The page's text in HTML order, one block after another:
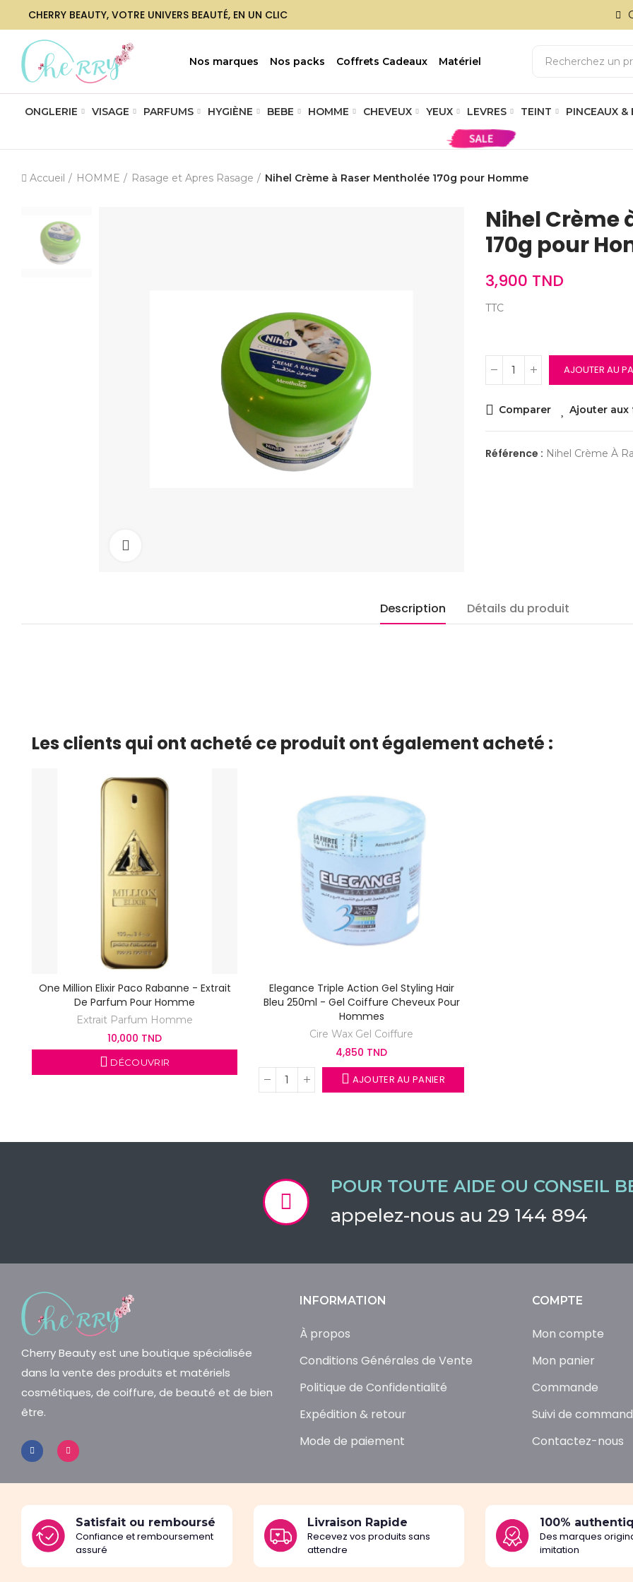
CHERRY BEAUTY, VOTRE UNIVERS BEAUTÉ, EN UN CLIC
Nos marques Nos packs Coffrets Cadeaux Matériel
ONGLERIE VISAGE PARFUMS HYGIÈNE BEBE HOMME CHEVEUX YEUX LEVRES TEINT PINCEAUX &
Accueil HOMME Rasage et Apres Rasage Nihel Crème à Raser Mentholée 170g pour Homme
Nihel Crème
170g pour
3,900 TND
TTC
AJOUTER AU
Comparer Ajouter aux
Référence : Nihel Crème À
Description Détails du produit
Les clients qui ont acheté ce produit ont également acheté :
One Million Elixir Paco Rabanne - Extrait
De Parfum Pour Homme
Extrait Parfum Homme
10,000 TND
DÉCOUVRIR
Elegance Triple Action Gel Styling Hair
Bleu 250ml - Gel Coiffure Cheveux Pour
Hommes
Cire Wax Gel Coiffure
4,850 TND
AJOUTER AU PANIER
POUR TOUTE AIDE OU CONSEIL
appelez-nous au 29 144 894
Cherry Beauty est une boutique spécialisée
dans la vente des produits et matériels
cosmétiques, de coiffure, de beauté et de bien
être.
INFORMATION
À propos
Conditions Générales de Vente
Politique de Confidentialité
Expédition & retour
Mode de paiement
COMPTE
Mon compte
Mon panier
Commande
Suivi de
Contactez-nous
Satisfait ou remboursé
Confiance et remboursement
assuré
Livraison Rapide
Recevez vos produits sans
attendre
100%
Des marques
imitation